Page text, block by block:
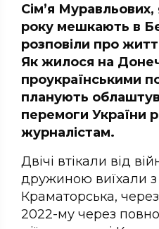
Сім’я
року мешкають в
розповіли про
Як жилося на
проукраїнськими
планують
перемоги України
журналістам.
Двічі втікали від
дружиною виїхали з
Краматорська,
2022-му через